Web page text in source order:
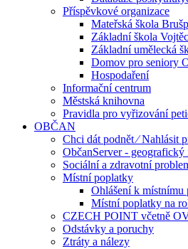
Příspěvkové organizace
Mateřská škola
Základní škola
Základní umělecká
Domov pro seniory
Hospodaření
Informační centrum
Městská knihovna
Pravidla pro vyřizování
OBČAN
Chci dát podnět ⁄ Nahlásit
ObčanServer - geografický
Sociální a zdravotní
Místní poplatky
Ohlášení k místnímu
Místní poplatky na
CZECH POINT včetně
Odstávky a poruchy
Ztráty a nálezy